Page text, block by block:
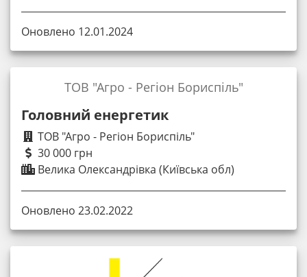
Оновлено 12.01.2024
Головний енергетик
ТОВ "Агро - Регіон Бориспіль"
30 000 грн
Велика Олександрівка (Київська обл)
ТОВ "Агро - Регіон Бориспіль"
Оновлено 23.02.2022